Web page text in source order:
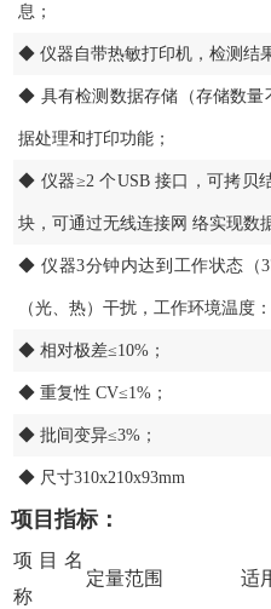
息；
◆ 仪器自带热敏打印机，检测结
◆ 具有检测数据存储（存储数量
据处理和打印功能；
◆ 仪器≥2 个USB 接口，可拷贝
块，可通过无线连接网 络实现数
◆ 仪器3分钟内达到工作状态（
（光、热）干扰，工作环境温度
◆ 相对极差≤10%；
◆ 重复性 CV≤1%；
◆ 批间变异≤3%；
◆ 尺寸310x210x93mm
项目指标：
项目名
称
定量范围 适